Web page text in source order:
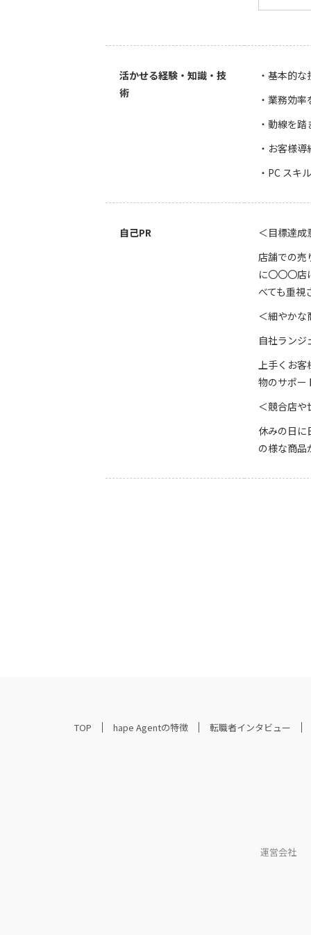
活かせる経験・知識・技
術
・基本的
・業務効
・動線を
・お客様
・PC スキ
自己PR
＜目標達成
店舗での売
に〇〇〇
べても重視
＜細やかな
自社ラン
上手くお客
物のサポー
＜競合店や
休みの日に
の様な商品
TOP hape Agentの特徴 転職者インタビュー
運営会社